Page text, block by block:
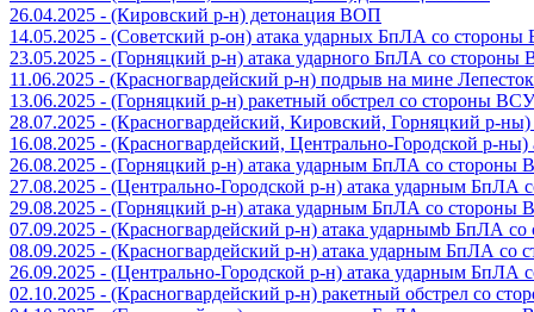
26.04.2025 - (Кировский р-н) детонация ВОП
14.05.2025 - (Советский р-он) атака ударных БпЛА со
23.05.2025 - (Горняцкий р-н) атака ударного БпЛА со стороны
11.06.2025 - (Красногвардейский р-н) подрыв на мине Лепесток
13.06.2025 - (Горняцкий р-н) ракетный обстрел со стороны ВСУ
28.07.2025 - (Красногвардейский, Кировский, Горняцкий р-
16.08.2025 - (Красногвардейский, Центрально-Городской р-
26.08.2025 - (Горняцкий р-н) атака ударным БпЛА со стороны
27.08.2025 - (Центрально-Городской р-н) атака ударным БпЛА
29.08.2025 - (Горняцкий р-н) атака ударным БпЛА со стороны
07.09.2025 - (Красногвардейский р-н) атака ударнымb БпЛА
08.09.2025 - (Красногвардейский р-н) атака ударным БпЛА со
26.09.2025 - (Центрально-Городской р-н) атака ударным БпЛА
02.10.2025 - (Красногвардейский р-н) ракетный обстрел со